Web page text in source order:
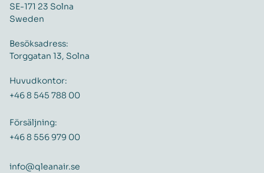
SE-171 23 Solna
Sweden
Besöksadress:
Torggatan 13, Solna
Huvudkontor:
+46 8 545 788 00
Försäljning:
+46 8 556 979 00
info@qleanair.se